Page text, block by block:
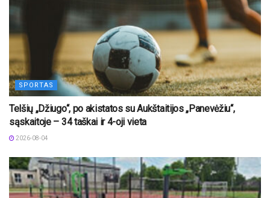
SPORTAS
Telšių „Džiugo“, po akistatos su Aukštaitijos „Panevėžiu“,
sąskaitoje – 34 taškai ir 4-oji vieta
2026-08-04